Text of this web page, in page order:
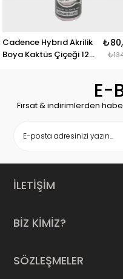
Cadence Hybrıd Akrilik
Boya Kaktüs Çiçeği 120
E-
Fırsat & indirimlerden
İLETİŞİM
BİZ KİMİZ?
SÖZLEŞMELER